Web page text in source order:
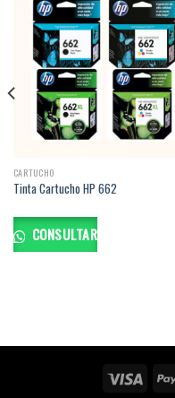
CARTUCHO
Tinta Cartucho HP 662
CONSULTAR